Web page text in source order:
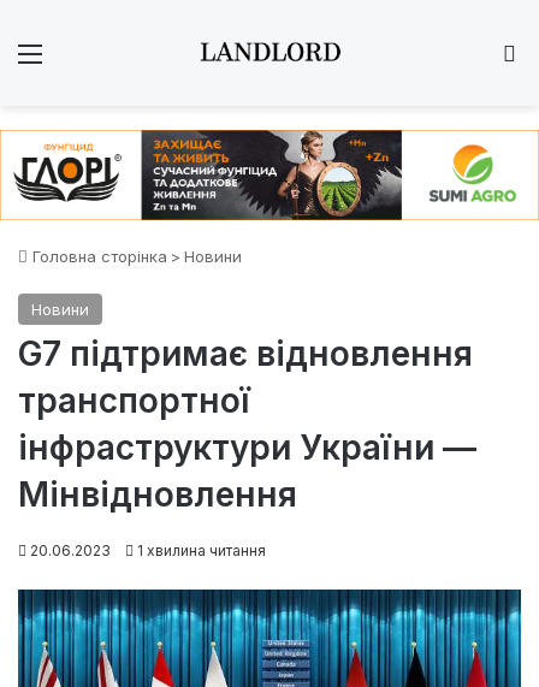
Головна сторінка > Новини
Новини
G7 підтримає відновлення
транспортної
інфраструктури України —
Мінвідновлення
20.06.2023 1 хвилина читання